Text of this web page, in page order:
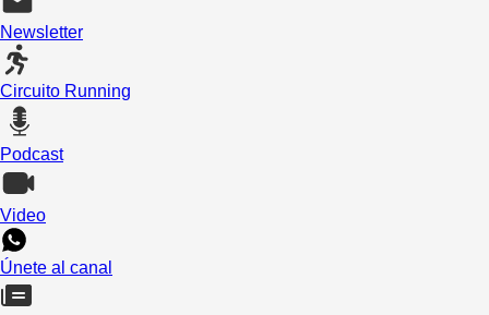
Newsletter
Circuito Running
Podcast
Video
Únete al canal